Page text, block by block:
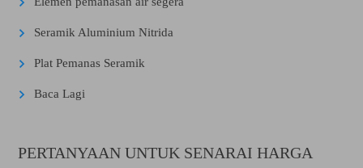
Seramik Aluminium Nitrida
Plat Pemanas Seramik
Baca Lagi
PERTANYAAN UNTUK SENARAI HARGA